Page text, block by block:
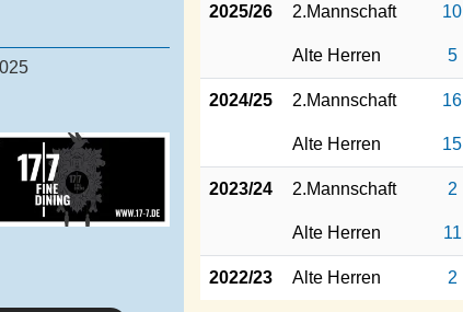
2025/26 2.Mannschaft 10
Alte Herren 5
2024/25 2.Mannschaft 16
Alte Herren 15
2023/24 2.Mannschaft 2
Alte Herren 11
2022/23 Alte Herren 2